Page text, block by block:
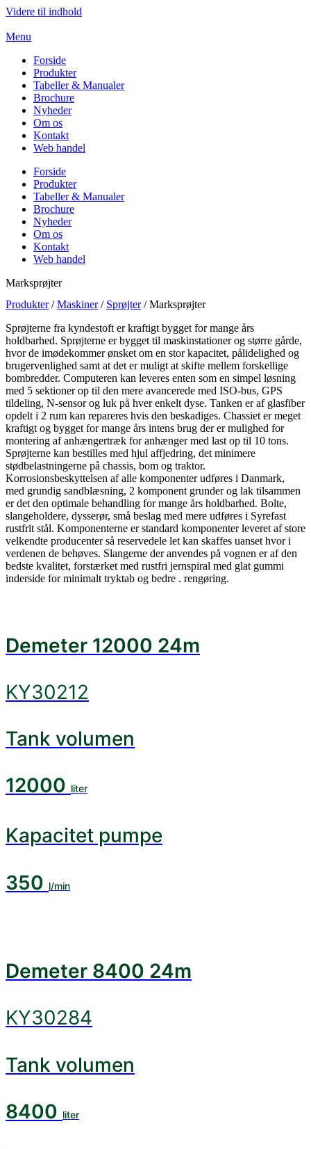
Videre til indhold
Menu
Forside
Produkter
Tabeller & Manualer
Brochure
Nyheder
Om os
Kontakt
Web handel
Forside
Produkter
Tabeller & Manualer
Brochure
Nyheder
Om os
Kontakt
Web handel
Marksprøjter
Produkter/Maskiner/ Sprøjter/ Marksprøjter
Sprøjterne fra kyndestoft er kraftigt bygget for mange års
holdbarhed. Sprøjterne er bygget til maskinstationer og større gårde,
hvor de imødekommer ønsket om en stor kapacitet, pålidelighed og
brugervenlighed samt at det er muligt at skifte mellem forskellige
bombredder. Computeren kan leveres enten som en simpel løsning
med 5 sektioner op til den mere avancerede med ISO-bus, GPS
tildeling, N-sensor og luk på hver enkelt dyse. Tanken er af glasfiber
opdelt i 2 rum kan repareres hvis den beskadiges. Chassiet er meget
kraftigt og bygget for mange års intens brug der er mulighed for
montering af anhængertræk for anhænger med last op til 10 tons.
Sprøjterne kan bestilles med hjul affjedring, det minimere
stødbelastningerne på chassis, bom og traktor.
Korrosionsbeskyttelsen af alle komponenter udføres i Danmark,
med grundig sandblæsning, 2 komponent grunder og lak tilsammen
er det den optimale behandling for mange års holdbarhed. Bolte,
slangeholdere, dysserør, små beslag med mere udføres i Syrefast
rustfrit stål. Komponenterne er standard komponenter leveret af store
velkendte producenter så reservedele let kan skaffes uanset hvor i
verdenen de behøves. Slangerne der anvendes på vognen er af den
bedste kvalitet, forstærket med rustfri jernspiral med glat gummi
inderside for minimalt tryktab og bedre . rengøring.
Demeter 12000 24m
KY30212
Tank volumen
12000 liter
Kapacitet pumpe
350 l/min
Demeter 8400 24m
KY30284
Tank volumen
8400 liter